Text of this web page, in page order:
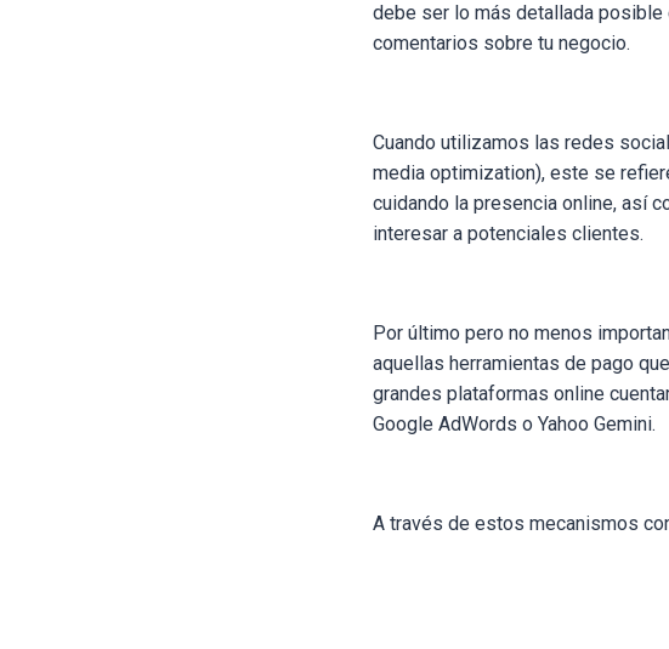
debe ser lo más detallada posible
comentarios sobre tu negocio.
Cuando utilizamos las redes
media optimization), este se
cuidando la presencia online, así
interesar a potenciales clientes.
Por último pero no menos
aquellas herramientas de pago
grandes plataformas online
Google AdWords o Yahoo Gemini.
A través de estos mecanismos